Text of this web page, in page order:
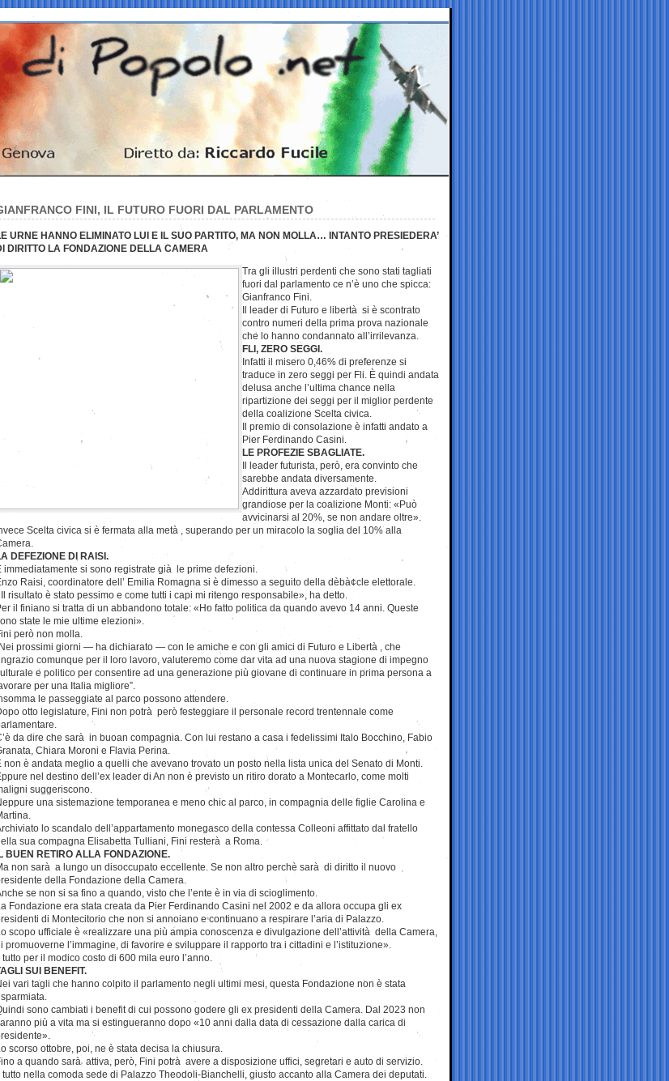
FINI, IL FUTURO FUORI DAL PARLAMENTO
URNE HANNO ELIMINATO LUI E IL SUO PARTITO, MA NON MOLLA… INTANTO PRESIEDERA’
DIRITTO LA FONDAZIONE DELLA CAMERA
Tra gli illustri perdenti che sono stati tagliati
fuori dal parlamento ce n’è uno che spicca:
Gianfranco Fini.
Il leader di Futuro e libertà si è scontrato
contro numeri della prima prova nazionale
che lo hanno condannato all’irrilevanza.
FLI, ZERO SEGGI.
Infatti il misero 0,46% di preferenze si
traduce in zero seggi per Fli. È quindi andata
delusa anche l’ultima chance nella
ripartizione dei seggi per il miglior perdente
della coalizione Scelta civica.
Il premio di consolazione è infatti andato a
Pier Ferdinando Casini.
LE PROFEZIE SBAGLIATE.
Il leader futurista, però, era convinto che
sarebbe andata diversamente.
Addirittura aveva azzardato previsioni
grandiose per la coalizione Monti: «Può
avvicinarsi al 20%, se non andare oltre».
Scelta civica si è fermata alla metà , superando per un miracolo la soglia del 10% alla
DEFEZIONE DI RAISI.
immediatamente si sono registrate già le prime defezioni.
Raisi, coordinatore dell’ Emilia Romagna si è dimesso a seguito della dèbà¢cle elettorale.
risultato è stato pessimo e come tutti i capi mi ritengo responsabile», ha detto.
il finiano si tratta di un abbandono totale: «Ho fatto politica da quando avevo 14 anni. Queste
state le mie ultime elezioni».
però non molla.
prossimi giorni — ha dichiarato — con le amiche e con gli amici di Futuro e Libertà , che
comunque per il loro lavoro, valuteremo come dar vita ad una nuova stagione di impegno
e politico per consentire ad una generazione più giovane di continuare in prima persona a
per una Italia migliore”.
le passeggiate al parco possono attendere.
otto legislature, Fini non potrà però festeggiare il personale record trentennale come
da dire che sarà in buoan compagnia. Con lui restano a casa i fedelissimi Italo Bocchino, Fabio
Chiara Moroni e Flavia Perina.
non è andata meglio a quelli che avevano trovato un posto nella lista unica del Senato di Monti.
nel destino dell’ex leader di An non è previsto un ritiro dorato a Montecarlo, come molti
suggeriscono.
una sistemazione temporanea e meno chic al parco, in compagnia delle figlie Carolina e
lo scandalo dell’appartamento monegasco della contessa Colleoni affittato dal fratello
sua compagna Elisabetta Tulliani, Fini resterà a Roma.
IL BUEN RETIRO ALLA FONDAZIONE.
non sarà a lungo un disoccupato eccellente. Se non altro perchè sarà di diritto il nuovo
della Fondazione della Camera.
se non si sa fino a quando, visto che l’ente è in via di scioglimento.
Fondazione era stata creata da Pier Ferdinando Casini nel 2002 e da allora occupa gli ex
di Montecitorio che non si annoiano e continuano a respirare l’aria di Palazzo.
scopo ufficiale è «realizzare una più ampia conoscenza e divulgazione dell’attività della Camera,
promuoverne l’immagine, di favorire e sviluppare il rapporto tra i cittadini e l’istituzione».
Il tutto per il modico costo di 600 mila euro l’anno.
SUI BENEFIT.
vari tagli che hanno colpito il parlamento negli ultimi mesi, questa Fondazione non è stata
sono cambiati i benefit di cui possono godere gli ex presidenti della Camera. Dal 2023 non
più a vita ma si estingueranno dopo «10 anni dalla data di cessazione dalla carica di
scorso ottobre, poi, ne è stata decisa la chiusura.
a quando sarà attiva, però, Fini potrà avere a disposizione uffici, segretari e auto di servizio.
Il tutto nella comoda sede di Palazzo Theodoli-Bianchelli, giusto accanto alla Camera dei deputati.